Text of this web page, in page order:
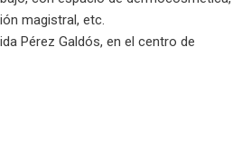
magistral, etc.
Pérez Galdós, en el centro de